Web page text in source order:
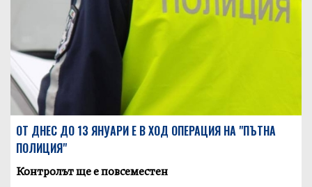
ОТ ДНЕС ДО 13 ЯНУАРИ Е В ХОД ОПЕРАЦИЯ НА "ПЪТНА
ПОЛИЦИЯ"
Контролът ще е повсеместен